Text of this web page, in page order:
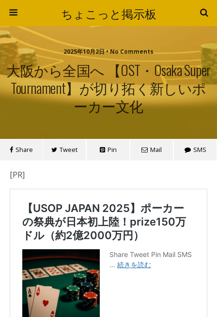
ちょこっと掲示板
2025年10月2日 • No Comments
大阪から全国へ 【OST・Osaka Super
Tournament】が切り拓く新しいポ
ーカー文化
Share Tweet Pin Mail SMS
[PR]